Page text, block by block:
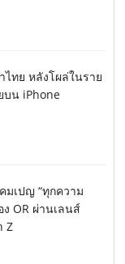
ทย หลังโผล่ในราย
บน iPhone
มเปญ “ทุกความ
OR ผ่านเลนส์
Z